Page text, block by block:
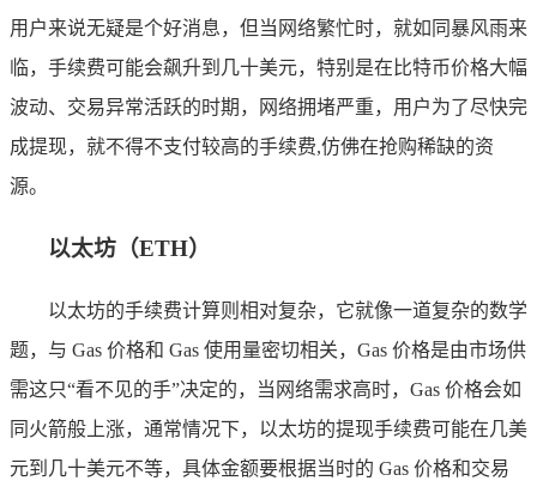
用户来说无疑是个好消息，但当网络繁忙时，就如同暴风雨来
临，手续费可能会飙升到几十美元，特别是在比特币价格大幅
波动、交易异常活跃的时期，网络拥堵严重，用户为了尽快完
成提现，就不得不支付较高的手续费,仿佛在抢购稀缺的资
源。
以太坊（ETH）
以太坊的手续费计算则相对复杂，它就像一道复杂的数学
题，与 Gas 价格和 Gas 使用量密切相关，Gas 价格是由市场供
需这只“看不见的手”决定的，当网络需求高时，Gas 价格会如
同火箭般上涨，通常情况下，以太坊的提现手续费可能在几美
元到几十美元不等，具体金额要根据当时的 Gas 价格和交易